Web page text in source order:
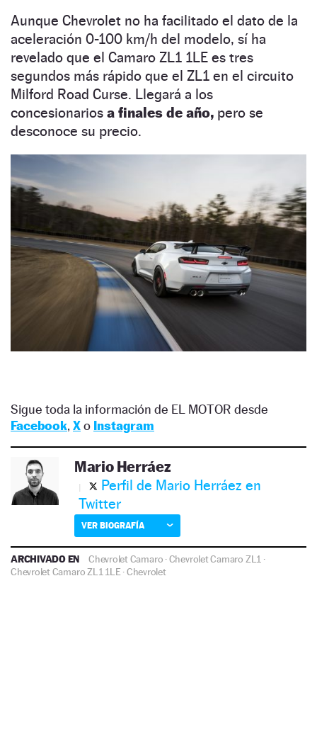
Aunque Chevrolet no ha facilitado el dato de la
aceleración 0-100 km/h del modelo, sí ha
revelado que el Camaro ZL1 1LE es tres
segundos más rápido que el ZL1 en el circuito
Milford Road Curse. Llegará a los
concesionarios a finales de año, pero se
desconoce su precio.
Sigue toda la información de EL MOTOR desde
Facebook, Xo Instagram
Mario Herráez
Perfil de Mario Herráez en
Twitter
VER BIOGRAFÍA
ARCHIVADO EN Chevrolet Camaro ·Chevrolet Camaro ZL1 ·
Chevrolet Camaro ZL1 1LE ·Chevrolet